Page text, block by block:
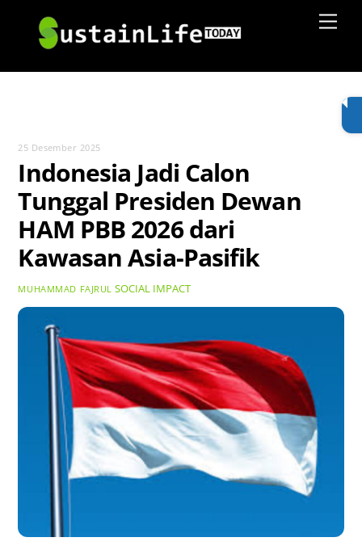
content
25 Desember 2025
Indonesia Jadi Calon
Tunggal Presiden Dewan
HAM PBB 2026 dari
Kawasan Asia-Pasifik
MUHAMMAD FAJRUL SOCIAL IMPACT